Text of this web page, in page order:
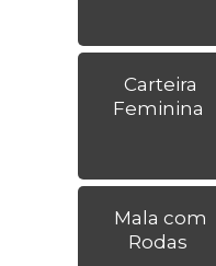
Carteira
Feminina
Mala com
Rodas